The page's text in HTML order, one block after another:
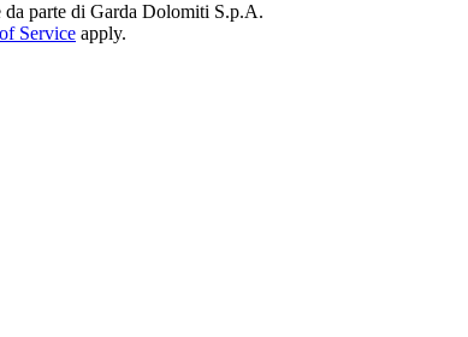
da parte di Garda Dolomiti S.p.A.
Service apply.